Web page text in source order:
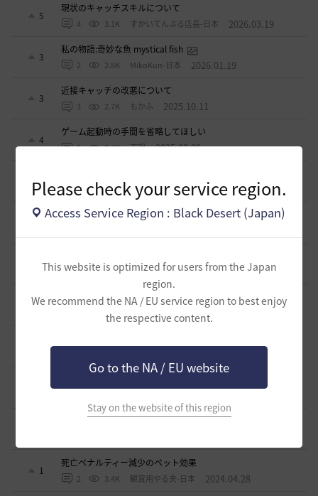
Please check your service region.
Access Service Region : Black Desert (Japan)
This website is optimized for users from the Japan
region.
We recommend the NA / EU service region to best enjoy
the respective content.
Go to the NA / EU website
Stay on the website of this region
5
現状のキャッチスキルについて
4 3.1K すかいてんぷる店長-日本 2026.03.19
3
私の物語:奇妙な魚 mystical fish
2 2.8K MikoKun-日本 2026.01.19
3
近接キャッチの改悪について
3 2.7K もかふ 2025.10.11
4
ゲーム起動時の手間を省略してほしい
0 2.4K 不明 2025.08.09
15
2 3K mmbo 2025.04.29
生活用の補助道具について
1
2 3.3K たんくす-日本 2025.03.20
0
アグリスの熱気の様なカプラス用の熱気も欲しい
2.8K 2024.10.06
スキルジャンプと空中攻撃スキルの設置案
1
死亡ペナルティー減少のペット効果
2 3.4K 観賞用やる夫-日本 2024.04.28